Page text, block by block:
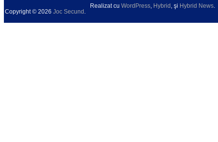
Copyright © 2026 Joc Secund .
Realizat cu WordPress, Hybrid , şi Hybrid News.